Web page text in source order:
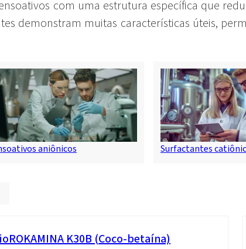
com uma estrutura específica que
demonstram muitas características úteis,
aniônicos Surfactantes
K30B (Coco-betaína)